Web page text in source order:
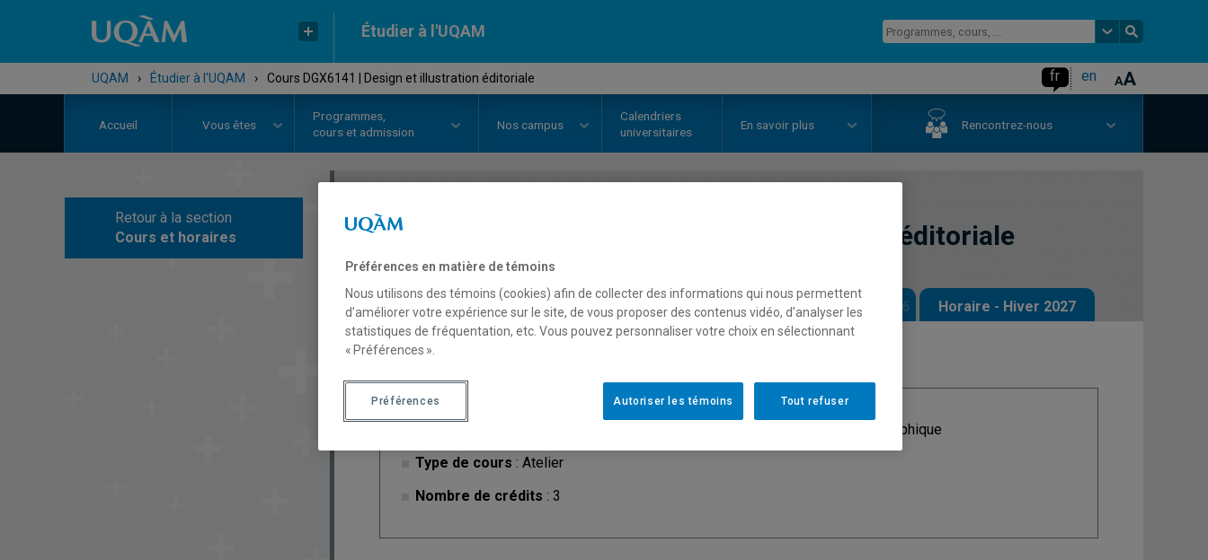
Étudier à l'UQAM
UQAM › Étudier à l'UQAM › Cours DGX6141 | Design et illustration éditoriale fr en
Accueil Vous êtes
Programmes,
cours et admission
Nos campus
Calendriers
universitaires
En savoir plus Rencontrez-nous
Retour à la section
Cours et horaires
COURS Design et illustration éditoriale
Description Horaire - Été 2026 Horaire - Automne 2026 Horaire - Hiver 2027
Type de cours : Atelier
Nombre de crédits : 3
: Design graphique
Préférences en matière de témoins
Nous utilisons des témoins (cookies) afin de collecter des informations qui nous permettent
d’améliorer votre expérience sur le site, de vous proposer des contenus vidéo, d’analyser les
statistiques de fréquentation, etc. Vous pouvez personnaliser votre choix en sélectionnant
« Préférences ».
Tout refuser
Autoriser les témoins
Préférences